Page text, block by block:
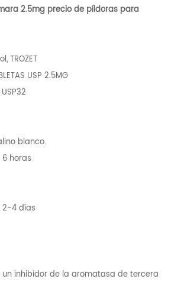
2.5mg precio de píldoras para
TROZET
USP 2.5MG
blanco.
horas
2-4 días
inhibidor de la aromatasa de tercera